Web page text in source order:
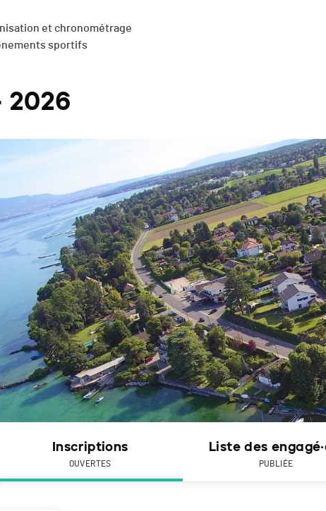
et chronométrage
sportifs
2026
Inscriptions
OUVERTES
Liste des
PUBLIÉE